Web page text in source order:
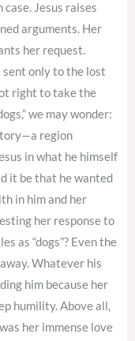
case. Jesus raises
arguments. Her
her request.
sent only to the lost
right to take the
we may wonder:
region
in what he himself
it be that he wanted
in him and her
her response to
as “dogs”? Even the
Whatever his
him because her
humility. Above all,
her immense love